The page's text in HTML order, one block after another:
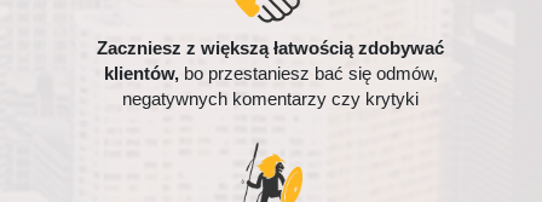
Zaczniesz z większą łatwością zdobywać
klientów, bo przestaniesz bać się odmów,
negatywnych komentarzy czy krytyki